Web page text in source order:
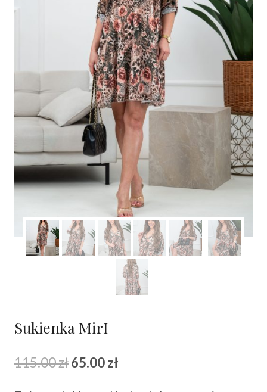
Sukienka MirI
115.00złPierwotna
65.00zł